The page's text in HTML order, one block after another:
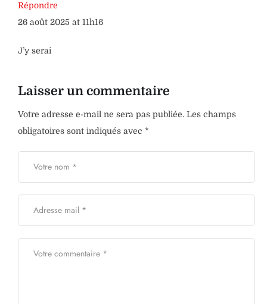
Répondre
26 août 2025 at 11h16
J’y serai
Laisser un commentaire
Votre adresse e-mail ne sera pas publiée. Les champs
obligatoires sont indiqués avec *